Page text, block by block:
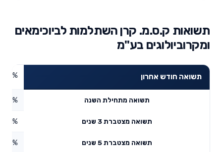
תשואות ק.ס.מ. קרן השתלמות לביוכימאים
ומקרוביולוגים בע"מ
תשואה חודש אחרון
תשואה מתחילת השנה 5.15%
תשואה מצטברת 3 שנים
תשואה מצטברת 5 שנים